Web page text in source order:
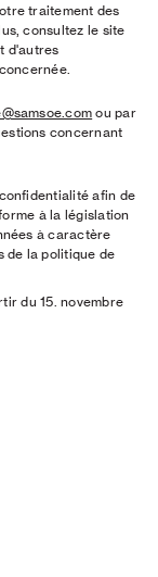
traitement des
consultez le site
d'autres
ou par
concernant
afin de
à la législation
à caractère
de la politique de
du 15. novembre